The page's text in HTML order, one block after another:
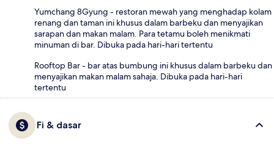
Yumchang 8Gyung - restoran mewah yang menghadap kolam
renang dan taman ini khusus dalam barbeku dan menyajikan
sarapan dan makan malam. Para tetamu boleh menikmati
minuman di bar. Dibuka pada hari-hari tertentu
Rooftop Bar - bar atas bumbung ini khusus dalam barbeku dan
menyajikan makan malam sahaja. Dibuka pada hari-hari
tertentu
Fi & dasar